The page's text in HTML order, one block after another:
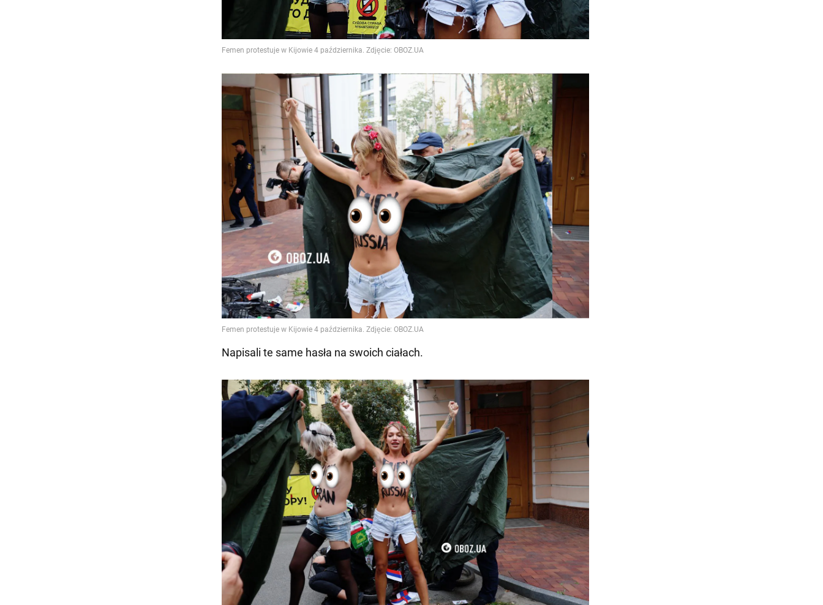
Napisali te same hasła na swoich ciałach.